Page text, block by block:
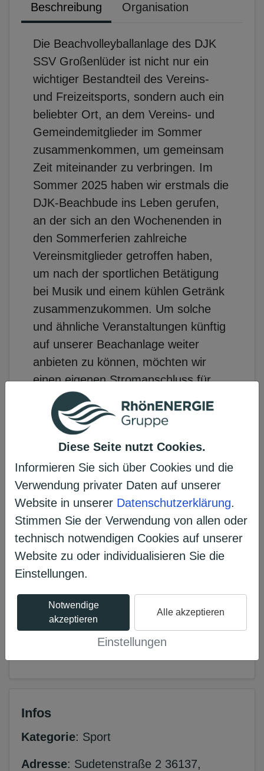
Diese Seite nutzt Cookies.
Informieren Sie sich über Cookies und die
Verwendung privater Daten auf unserer
Website in unserer Datenschutzerklärung.
Stimmen Sie der Verwendung von allen oder
technisch notwendigen Cookies auf unserer
Website zu oder individualisieren Sie die
Einstellungen.
Notwendige
akzeptieren
Alle akzeptieren
Einstellungen
Beschreibung Organisation
Die Beachvolleyballanlage des DJK
SSV Großenlüder ist nicht nur ein
wichtiger Bestandteil des Vereins-
und Freizeitsports, sondern auch ein
beliebter Ort, an dem Vereins- und
Gemeindemitglieder im Sommer
zusammenkommen, um gemeinsam
Zeit miteinander zu verbringen. Im
Sommer 2025 haben wir erstmals die
DJK-Beachbude ins Leben gerufen,
an der sich an den Wochenenden in
den Sommerferien zahlreiche
Vereinsmitglieder getroffen haben,
um nach der sportlichen Betätigung
bei Musik und einem kühlen Getränk
zusammenzukommen. Um solche
und ähnliche Veranstaltungen künftig
auf unserer Beachanlage weiter
anbieten zu können, möchten wir
einen eigenen Stromanschluss für
das Gelände beantragen und
herstellen lassen. In dieses Projekt
soll die Förderung einfließen.
Erzählen Sie es Ihren Freunden
𝕏
Projekt unterstützen
Das Voting ist bereits beendet.
Infos
Kategorie: Sport
Adresse: Sudetenstraße 2 36137,